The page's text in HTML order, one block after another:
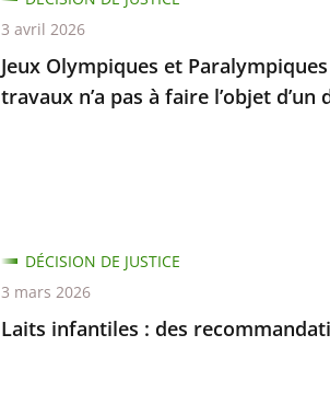
Jeux Olympiques et
travaux n’a pas à faire l’objet d’un
3 avril 2026
Laits infantiles : des
DÉCISION DE JUSTICE
3 mars 2026